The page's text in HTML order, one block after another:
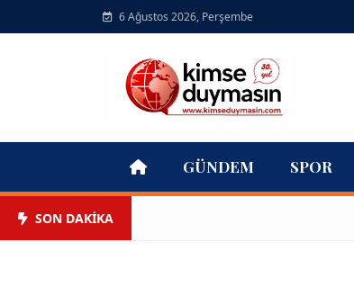
6 Ağustos 2026, Perşembe
GÜNDEM SPOR
SON DAKİKA